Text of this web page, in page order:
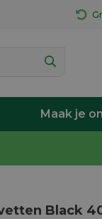
Maak je
Black